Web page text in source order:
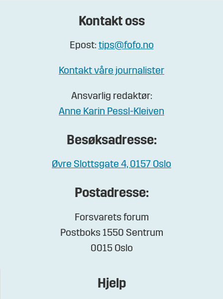
Kontakt oss
Epost: tips@fofo.no
Kontakt våre journalister
Ansvarlig redaktør:
Anne Karin Pessl-Kleiven
Besøksadresse:
Øvre Slottsgate 4, 0157 Oslo
Postadresse:
Forsvarets forum
Postboks 1550 Sentrum
0015 Oslo
Hjelp